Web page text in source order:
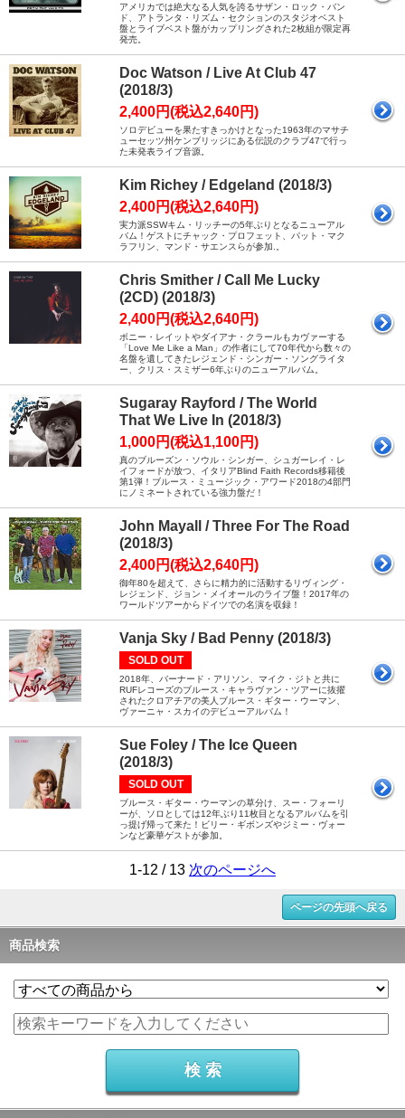
アメリカでは絶大なる人気を誇るサザン・ロック・バン
ド、アトランタ・リズム・セクションのスタジオベスト
盤とライブベスト盤がカップリングされた2枚組が限定再
発売。
Doc Watson / Live At Club 47
(2018/3)
2,400円(税込2,640円)
ソロデビューを果たすきっかけとなった1963年のマサチ
ューセッツ州ケンブリッジにある伝説のクラブ47で行っ
た未発表ライブ音源。
Kim Richey / Edgeland (2018/3)
2,400円(税込2,640円)
実力派SSWキム・リッチーの5年ぶりとなるニューアル
バム！ゲストにチャック・プロフェット、パット・マク
ラフリン、マンド・サエンスらが参加.。
Chris Smither / Call Me Lucky
(2CD) (2018/3)
2,400円(税込2,640円)
ボニー・レイットやダイアナ・クラールもカヴァーする
「Love Me Like a Man」の作者にして70年代から数々の
名盤を遺してきたレジェンド・シンガー・ソングライタ
ー、クリス・スミザー6年ぶりのニューアルバム。
Sugaray Rayford / The World
That We Live In (2018/3)
1,000円(税込1,100円)
真のブルーズン・ソウル・シンガー、シュガーレイ・レ
イフォードが放つ、イタリアBlind Faith Records移籍後
第1弾！ブルース・ミュージック・アワード2018の4部門
にノミネートされている強力盤だ！
John Mayall / Three For The Road
(2018/3)
2,400円(税込2,640円)
御年80を超えて、さらに精力的に活動するリヴィング・
レジェンド、ジョン・メイオールのライブ盤！2017年の
ワールドツアーからドイツでの名演を収録！
Vanja Sky / Bad Penny (2018/3)
SOLD OUT
2018年、バーナード・アリソン、マイク・ジトと共に
RUFレコーズのブルース・キャラヴァン・ツアーに抜擢
されたクロアチアの美人ブルース・ギター・ウーマン、
ヴァーニャ・スカイのデビューアルバム！
Sue Foley / The Ice Queen
(2018/3)
SOLD OUT
ブルース・ギター・ウーマンの草分け、スー・フォーリ
ーが、ソロとしては12年ぶり11枚目となるアルバムを引
っ提げ帰って来た！ビリー・ギボンズやジミー・ヴォー
ンなど豪華ゲストが参加。
1-12 / 13 次のページへ
ページの先頭へ戻る
商品検索